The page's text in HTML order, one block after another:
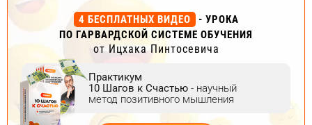
4 БЕСПЛАТНЫХ ВИДЕО
- УРОКА
ПО ГАРВАРДСКОЙ СИСТЕМЕ ОБУЧЕНИЯ
от Ицхака Пинтосевича
Практикум
10 Шагов к Счастью - научный
метод позитивного мышления